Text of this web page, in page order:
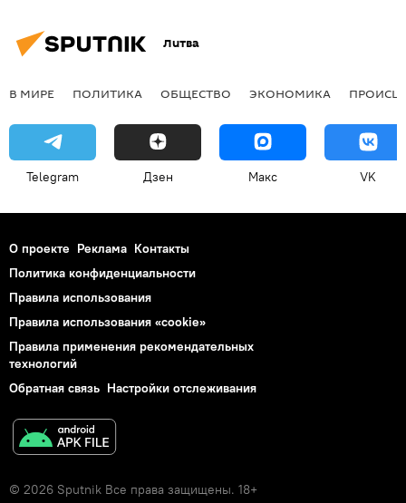
Литва
В МИРЕ ПОЛИТИКА ОБЩЕСТВО ЭКОНОМИКА
Telegram Дзен Макс VK
О проекте Реклама Контакты
Политика конфиденциальности
Правила использования
Правила использования «cookie»
Правила применения рекомендательных
технологий
Обратная связь Настройки отслеживания
© 2026 Sputnik Все права защищены. 18+